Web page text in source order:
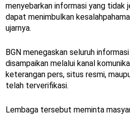
menyebarkan informasi yang tidak
dapat menimbulkan
ujarnya.
BGN menegaskan seluruh
disampaikan melalui kanal
keterangan pers, situs resmi,
telah terverifikasi.
Lembaga tersebut meminta